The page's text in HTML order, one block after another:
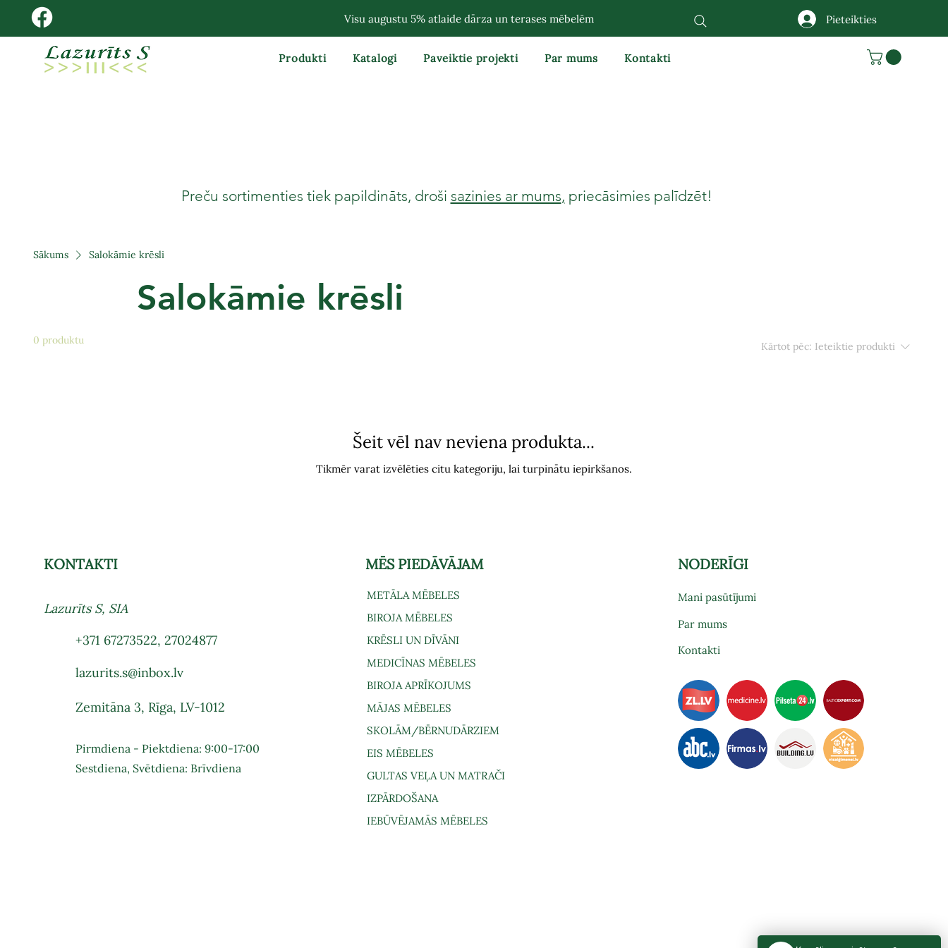
Visu augustu 5% atlaide dārza un terases mēbelēm Pieteikties
Produkti Katalogi Paveiktie projekti Par mums Kontakti
Preču sortimenties tiek papildināts, droši sazinies ar mums, priecāsimies palīdzēt!
Sākums Salokāmie krēsli
Salokāmie krēsli
0 produktu Kārtot pēc: Ieteiktie produkti
Šeit vēl nav neviena produkta...
Tikmēr varat izvēlēties citu kategoriju, lai turpinātu iepirkšanos.
KONTAKTI
Lazurīts S, SIA
+371 67273522,27024877
lazurits.s@inbox.lv
Zemitāna 3, Rīga, LV-1012
Pirmdiena - Piektdiena: 9:00-17:00
Sestdiena, Svētdiena: Brīvdiena
MĒS PIEDĀVĀJAM
METĀLA MĒBELES
BIROJA MĒBELES
KRĒSLI UN DĪVĀNI
MEDICĪNAS MĒBELES
BIROJA APRĪKOJUMS
MĀJAS MĒBELES
SKOLĀM/BĒRNUDĀRZIEM
EIS MĒBELES
GULTAS VEĻA UN MATRAČI
IZPĀRDOŠANA
IEBŪVĒJAMĀS MĒBELES
NODERĪGI
Mani pasūtījumi
Par mums
Kontakti